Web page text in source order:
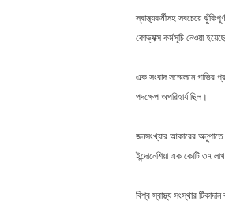
স্বাস্থ্যকর্মীসহ সবচেয়ে
কোভ্যক্স কর্মসূচি নেওয়া
এক সংবাদ সম্মেলনে গাভির
পদক্ষেপ অপরিহার্য ছিল।
জনসংখ্যার আকারের অনুপাতে
ইন্দোনেশিয়া এক কোটি ৩৭
বিশ্ব স্বাস্থ্য সংস্থার